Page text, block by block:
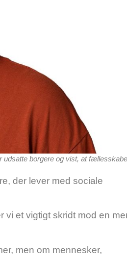
borgere og vist, at
der lever med sociale
vi et vigtigt skridt mod en
men om mennesker,